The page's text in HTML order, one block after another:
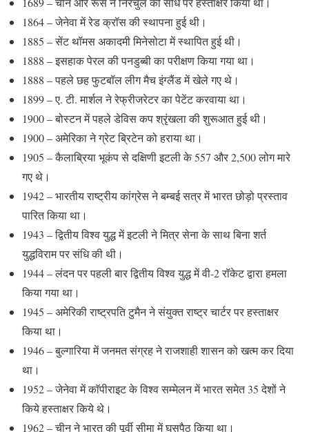
1864 – जेनेवा में रेड क्रॉस की स्थापना हुई थी।
1885 – सेंट थॉमस अकादमी मिनेसोटा में स्थापित हुई थी।
1888 – इसहाक पेरल की पनडुब्बी का परीक्षण किया गया था।
1888 – पहले छह फुटबॉल लीग मैच इंग्लैंड में खेले गए थे।
1899 – ए. टी. मार्शल ने रेफ्रीजरेटर का पेटेंट करवाया था।
1900 – बोस्टन में पहले डेविस कप श्रृंखला की शुरूआत हुई थी।
1900 – अमेरिका ने ग्रेट ब्रिटेन को हराया था।
1905 – कैलाब्रिया भूकंप से दक्षिणी इटली के 557 और 2,500 लोग मारे
गए थे।
1942 – भारतीय राष्ट्रीय कांग्रेस ने बम्बई सत्र में भारत छोड़ो प्रस्ताव
पारित किया था।
1943 – द्वितीय विश्व युद्ध में इटली ने मित्र सेना के साथ बिना शर्त
युद्धविराम पर संधि की थी।
1944 – लंदन पर पहली बार द्वितीय विश्व युद्ध में वी-2 रॉकेट द्वारा हमला
किया गया था।
1945 – अमेरिकी राष्ट्रपति टुमैन ने संयुक्त राष्ट्र चार्टर पर हस्ताक्षर
किया था।
1946 – बुल्गारिया में जनमत संग्रह ने राजशाही शासन को खत्म कर दिया
था।
1952 – जेनेवा में काॅपीराइट के विश्व सम्मेलन में भारत समेत 35 देशों ने
किये हस्ताक्षर किये थे।
1962 – चीन ने भारत की पूर्वी सीमा में घुसपैठ किया था।